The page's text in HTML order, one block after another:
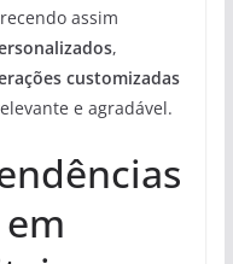
assim
,
customizadas
e agradável.